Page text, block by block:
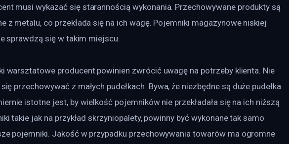
musi wykazać się starannością wykonania. Przechowywane produkty są
z metalu, co przekłada się na ich wagę. Pojemniki magazynowe niskiej
sprawdzą się w takim miejscu.
warsztatowe producent powinien zwrócić uwagę na potrzeby klienta. Nie
przechowywać z małych pudełkach. Bywa, że niezbędne są duże pudełka
istotne jest, by wielkość pojemników nie przekładała się na ich niższą
takie jak na przykład skrzyniopalety, powinny być wykonane tak samo
pojemniki. Jakość w przypadku przechowywania towarów ma ogromne